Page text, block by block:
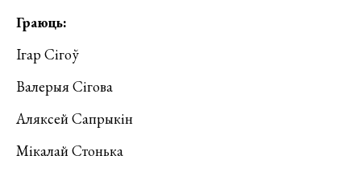
Граюць:
Ігар Сігоў
Валерыя Сігова
Аляксей Сапрыкін
Мікалай Стонька